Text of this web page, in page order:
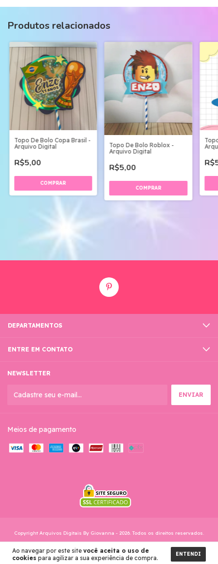
Ao navegar por este site você aceita o uso de
cookies para agilizar a sua experiência de compra.
ENTENDI
Produtos relacionados
Topo De Bolo Copa Brasil -
Arquivo Digital
R$5,00
Topo De Bolo Roblox -
Arquivo Digital
R$5,00
DEPARTAMENTOS
ENTRE EM CONTATO
NEWSLETTER
Meios de pagamento
Copyright Arquivos Digitais By Giovanna - 2026. Todos os direitos reservados.